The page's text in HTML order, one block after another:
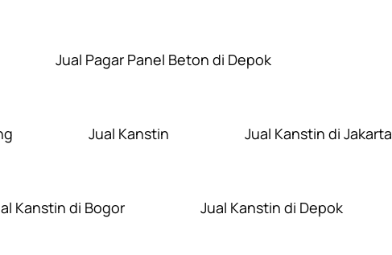
Jual Pagar Panel Beton di Depok
Jual Kanstin Jual Kanstin di Jakarta
Kanstin di Bogor Jual Kanstin di Depok